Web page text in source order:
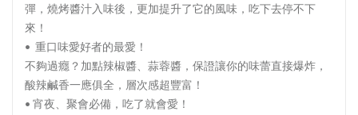
彈，燒烤醬汁入味後，更加提升了它的風味，吃下去停不下
來！
• 重口味愛好者的最愛！
不夠過癮？加點辣椒醬、蒜蓉醬，保證讓你的味蕾直接爆炸，
酸辣鹹香一應俱全，層次感超豐富！
• 宵夜、聚會必備，吃了就會愛！